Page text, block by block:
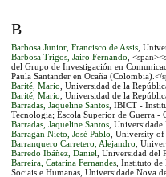
B
Barbosa Junior, Francisco de Assis,
Barbosa Trigos, Jairo Fernando ,
del Grupo de Investigación en
Paula Santander en Ocaña (Colombia).</
Barité, Mario , Universidad de la
Barité, Mario , Universidad de la
Barradas, Jaqueline Santos, IBICT -
Tecnologia; Escola Superior de Guerra -
Barradas, Jaqueline Santos, Universidade
Barragán Nieto, José Pablo , University
Barranquero Carretero, Alejandro ,
Barredo Ibáñez, Daniel , Universidad del
Barreira, Catarina Fernandes, Instituto de
Sociais e Humanas, Universidade Nova